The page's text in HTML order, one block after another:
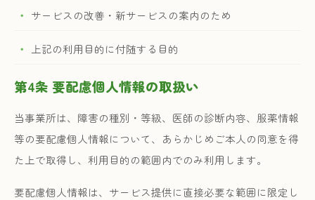
サービスの改善・新サービスの案内のため
上記の利用目的に付随する目的
第4条 要配慮個人情報の取扱い
当事業所は、障害の種別・等級、医師の診断内容、服薬情報
等の要配慮個人情報について、あらかじめご本人の同意を得
た上で取得し、利用目的の範囲内でのみ利用します。
要配慮個人情報は、サービス提供に直接必要な範囲に限定し